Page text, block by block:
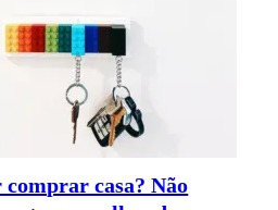
casa? Não